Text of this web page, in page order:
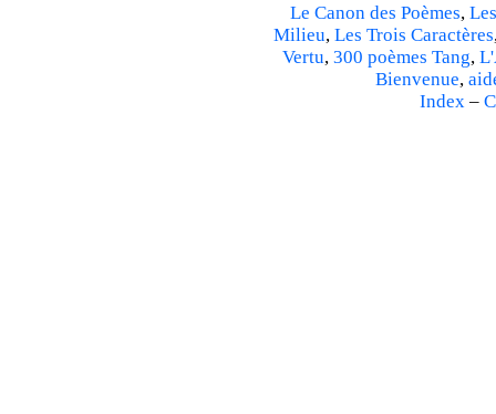
Le Canon des Poèmes,
Milieu, Les Trois Caractères
Vertu, 300 poèmes Tang,
Bienvenue,
Index–